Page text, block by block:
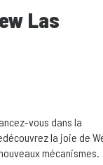
Las
vous dans la
la joie de
mécanismes.